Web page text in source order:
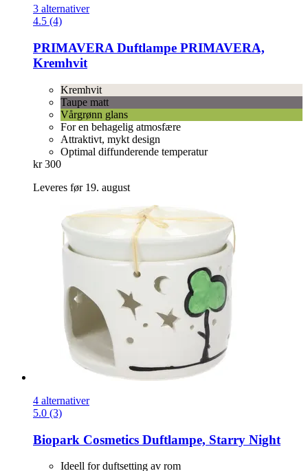
3 alternativer
4.5 (4)
PRIMAVERADuftlampe PRIMAVERA,
Kremhvit
Kremhvit
Taupe matt
Vårgrønn glans
For en behagelig atmosfære
Attraktivt, mykt design
Optimal diffunderende temperatur
kr 300
Leveres før 19. august
4 alternativer
5.0 (3)
Biopark Cosmetics Duftlampe, Starry Night
Ideell for duftsetting av rom